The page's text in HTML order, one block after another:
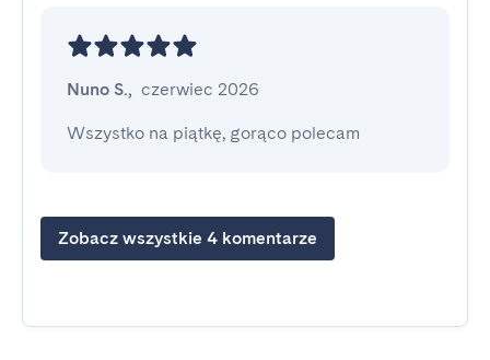
Nuno S., czerwiec 2026
Wszystko na piątkę, gorąco polecam
Zobacz wszystkie 4 komentarze